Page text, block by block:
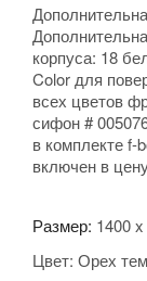
корпуса: 18
Color для
всех цветов
сифон #
в комплекте f-
включен в
Размер: 1400
Цвет: Орех